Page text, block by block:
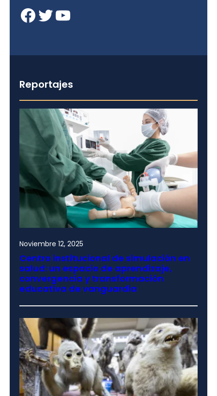
Facebook Twitter YouTube
Reportajes
Noviembre 12, 2025
Centro institucional de simulación en
salud: un espacio de aprendizaje,
convergencia y transformación
educativa de vanguardia